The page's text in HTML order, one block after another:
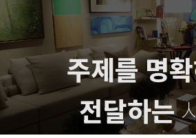
주제를 명
전달하는